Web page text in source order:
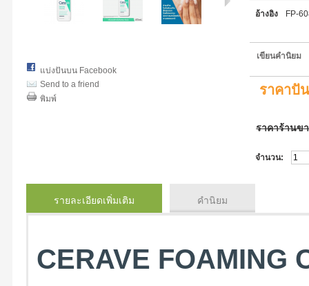
แบ่งปันบน Facebook
Send to a friend
พิมพ์
อ้างอิง FP-
เขียนคำนิยม
ราคาปั
ราคาร้านข
จำนวน:
รายละเอียดเพิ่มเติม คำนิยม
CERAVE FOAMING